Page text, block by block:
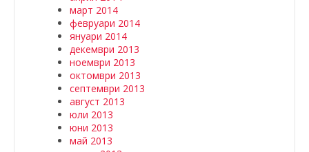
март 2014
февруари 2014
януари 2014
декември 2013
ноември 2013
октомври 2013
септември 2013
август 2013
юли 2013
юни 2013
май 2013